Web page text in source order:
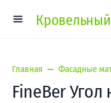
Главная Фасадные
FineBer